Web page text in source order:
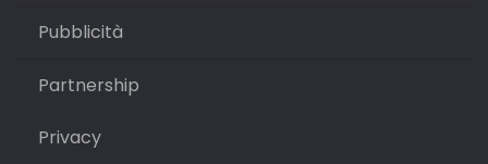
Pubblicità
Partnership
Privacy